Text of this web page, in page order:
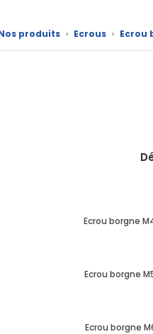
produits › Ecrous › Ecrou
Ecrou borgne
Ecrou borgne
Ecrou borgne